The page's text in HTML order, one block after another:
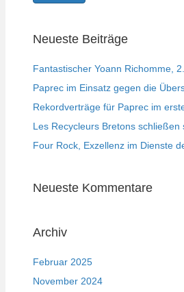
Neueste Beiträge
Fantastischer Yoann Richomme,
Paprec im Einsatz gegen die
Rekordverträge für Paprec im
Les Recycleurs Bretons schließen
Four Rock, Exzellenz im Dienste
Neueste Kommentare
Archiv
Februar 2025
November 2024